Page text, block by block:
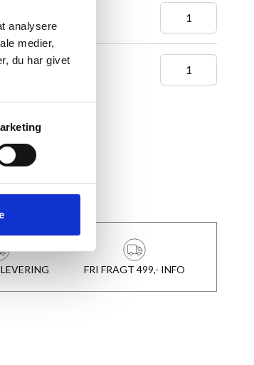
analysere
medier,
du har givet
til 5/5★
FRI FRAGT 499,- INFO